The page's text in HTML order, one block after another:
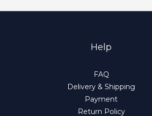
Help
FAQ
Delivery & Shipping
Payment
Return Policy